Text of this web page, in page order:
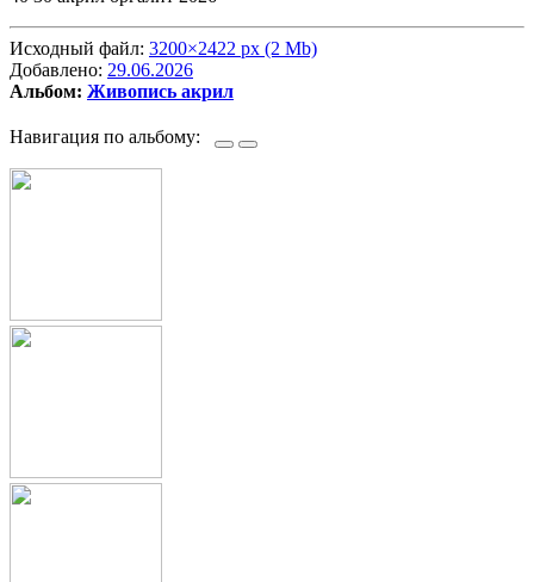
Исходный файл: 3200×2422 px (2 Mb)
Добавлено: 29.06.2026
Альбом: Живопись акрил
Навигация по альбому: